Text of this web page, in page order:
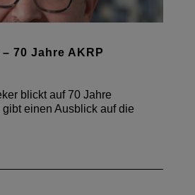
70 Jahre AKRP
blickt auf 70 Jahre
einen Ausblick auf die